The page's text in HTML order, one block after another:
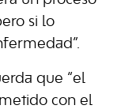
si lo
que “el
con el